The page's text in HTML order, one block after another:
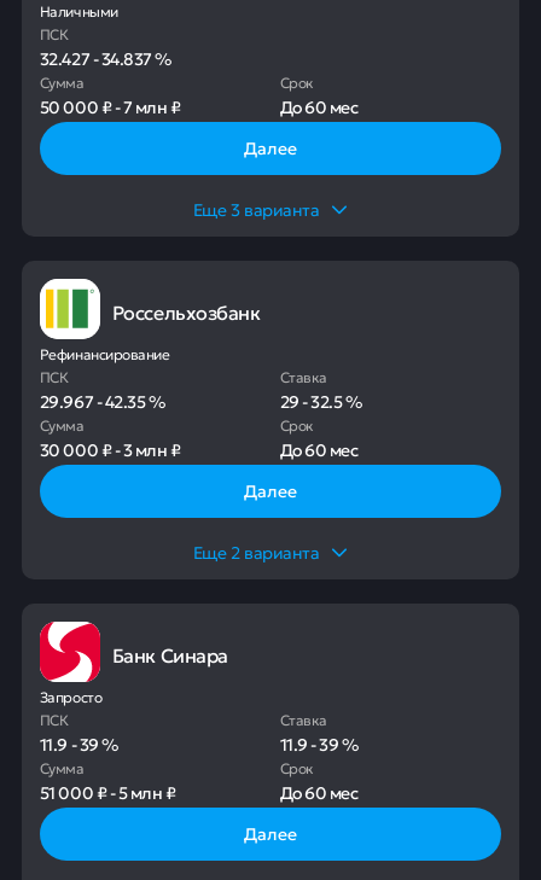
Наличными
ПСК
32.427-34.837%
Сумма
50 000 ₽-7 млн ₽
Срок
До60 мес
Далее
Еще3 варианта
Россельхозбанк
Рефинансирование
ПСК
29.967-42.35%
Ставка
29-32.5%
Сумма
30 000 ₽-3 млн ₽
Срок
До60 мес
Далее
Еще2 варианта
Банк Синара
Запросто
ПСК
11.9-39%
Ставка
11.9-39%
Сумма
51 000 ₽-5 млн ₽
Срок
До60 мес
Далее